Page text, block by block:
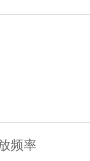
频率